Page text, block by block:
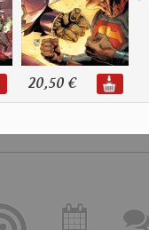
20,50 €